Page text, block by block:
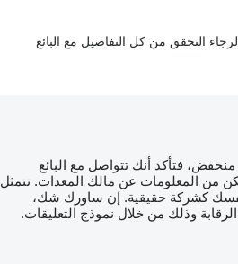
التحقق من كل التفاصيل مع البائع
فتأكد أنك تتواصل مع البائع
من المعلومات عن مالك المعدات. تتمثل
كشركة حقيقية. إن ساورك شك،
وذلك من خلال نموذج التعليقات.